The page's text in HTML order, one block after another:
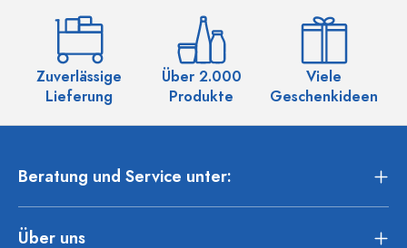
Zuverlässige
Lieferung
Über 2.000
Produkte
Viele
Geschenkideen
Beratung und Service unter:
Über uns